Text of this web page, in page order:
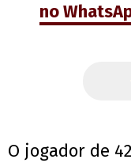
no
O jogador de